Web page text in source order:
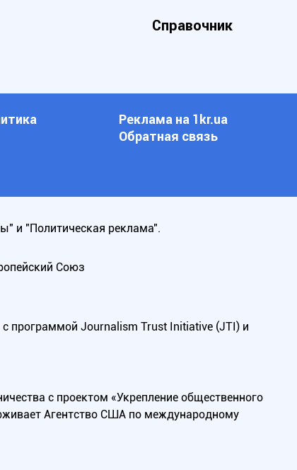
Справочник
Реклама на 1kr.ua
Обратная связь
и "Политическая реклама".
Союз
программой Journalism Trust Initiative (JTI) и
с проектом «Укрепление общественного
Агентство США по международному